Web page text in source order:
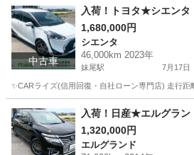
岡山 岡山市 妹尾駅 その他 車両
中古車
入荷！トヨタ★シエンタ
1,680,000円
シエンタ
46,000km 2023年
妹尾駅 7月17日
✨CARライズ(信用回復・自社ローン専門店) 走行
岡山 岡山市 妹尾駅 シエンタ 走
入荷！日産★エルグラン
1,320,000円
エルグランド